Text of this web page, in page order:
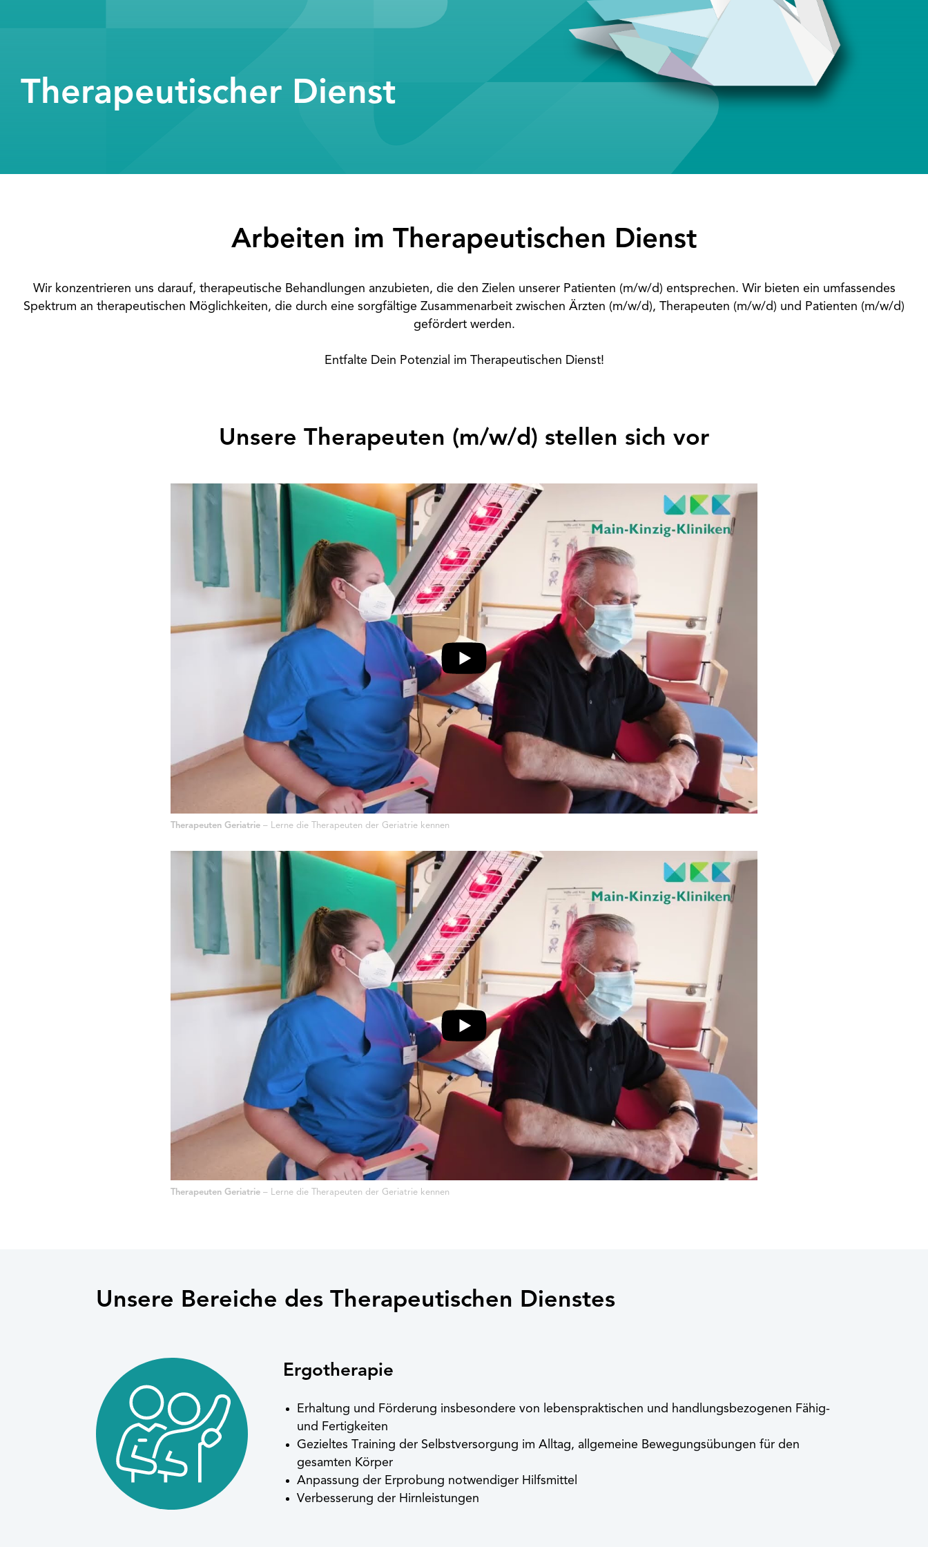
Therapeutischer Dienst
Arbeiten im Therapeutischen Dienst
Wir konzentrieren uns darauf, therapeutische Behandlungen anzubieten, die den Zielen unserer Patienten (m/w/d) entsprechen. Wir bieten ein umfassendes
Spektrum an therapeutischen Möglichkeiten, die durch eine sorgfältige Zusammenarbeit zwischen Ärzten (m/w/d), Therapeuten (m/w/d) und Patienten (m/w/d)
gefördert werden.
Entfalte Dein Potenzial im Therapeutischen Dienst!
Unsere Therapeuten (m/w/d) stellen sich vor
Therapeuten Geriatrie – Lerne die Therapeuten der Geriatrie kennen
Therapeuten Geriatrie – Lerne die Therapeuten der Geriatrie kennen
Unsere Bereiche des Therapeutischen Dienstes
Ergotherapie
Erhaltung und Förderung insbesondere von lebenspraktischen und handlungsbezogenen Fähig-
und Fertigkeiten
Gezieltes Training der Selbstversorgung im Alltag, allgemeine Bewegungsübungen für den
gesamten Körper
Anpassung der Erprobung notwendiger Hilfsmittel
Verbesserung der Hirnleistungen